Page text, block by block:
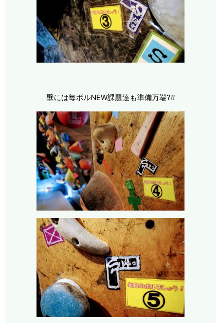
壁には毎ボルNEW課題達も準備万端?❕❕